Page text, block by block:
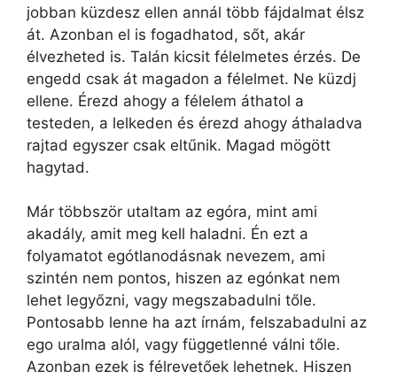
jobban küzdesz ellen annál több fájdalmat élsz
át. Azonban el is fogadhatod, sőt, akár
élvezheted is. Talán kicsit félelmetes érzés. De
engedd csak át magadon a félelmet. Ne küzdj
ellene. Érezd ahogy a félelem áthatol a
testeden, a lelkeden és érezd ahogy áthaladva
rajtad egyszer csak eltűnik. Magad mögött
hagytad.
Már többször utaltam az egóra, mint ami
akadály, amit meg kell haladni. Én ezt a
folyamatot egótlanodásnak nevezem, ami
szintén nem pontos, hiszen az egónkat nem
lehet legyőzni, vagy megszabadulni tőle.
Pontosabb lenne ha azt írnám, felszabadulni az
ego uralma alól, vagy függetlenné válni tőle.
Azonban ezek is félrevetőek lehetnek. Hiszen